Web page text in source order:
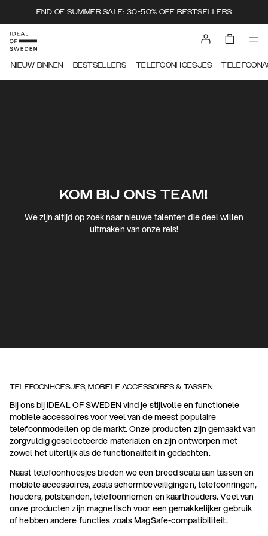
END OF SUMMER SALE: 30-50% OFF BESTSELLERS
NIEUW BINNEN BESTSELLERS TELEFOONHOESJES
KOM BIJ ONS TEAM!
We zijn altijd op zoek naar nieuwe talenten die deel willen
uitmaken van onze reis!
TELEFOONHOESJES, MOBIELE ACCESSOIRES & TASSEN
Bij ons bij IDEAL OF SWEDEN vind je stijlvolle en functionele
mobiele accessoires voor veel van de meest populaire
telefoonmodellen op de markt. Onze producten zijn gemaakt van
zorgvuldig geselecteerde materialen en zijn ontworpen met
zowel het uiterlijk als de functionaliteit in gedachten.
Naast telefoonhoesjes bieden we een breed scala aan tassen en
mobiele accessoires, zoals schermbeveiligingen, telefoonringen,
houders, polsbanden, telefoonriemen en kaarthouders. Veel van
onze producten zijn magnetisch voor een gemakkelijker gebruik
of hebben andere functies zoals MagSafe-compatibiliteit.